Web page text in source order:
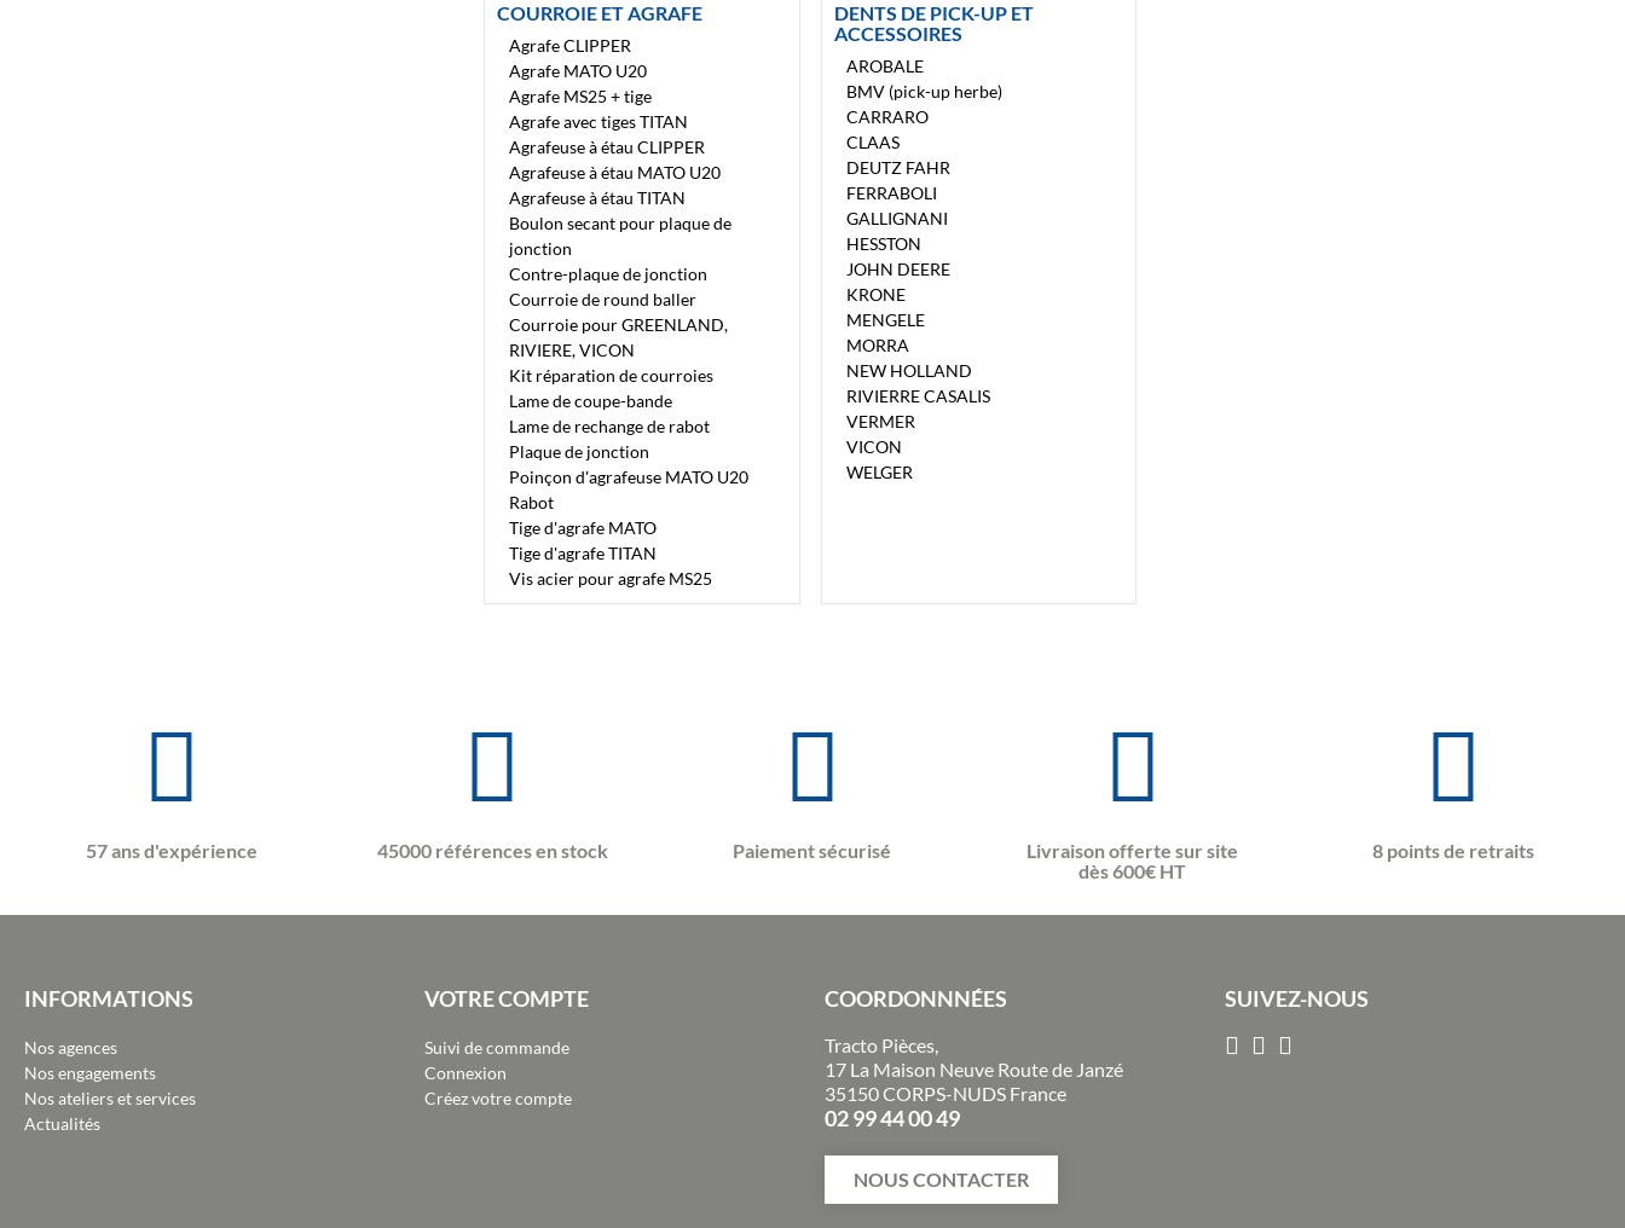
COURROIE ET AGRAFE
Agrafe CLIPPER
Agrafe MATO U20
Agrafe MS25 + tige
Agrafe avec tiges TITAN
Agrafeuse à étau CLIPPER
Agrafeuse à étau MATO U20
Agrafeuse à étau TITAN
Boulon secant pour plaque de
jonction
Contre-plaque de jonction
Courroie de round baller
Courroie pour GREENLAND,
RIVIERE, VICON
Kit réparation de courroies
Lame de coupe-bande
Lame de rechange de rabot
Plaque de jonction
Poinçon d'agrafeuse MATO U20
Rabot
Tige d'agrafe MATO
Tige d'agrafe TITAN
Vis acier pour agrafe MS25
DENTS DE PICK-UP ET
ACCESSOIRES
AROBALE
BMV (pick-up herbe)
CARRARO
CLAAS
DEUTZ FAHR
FERRABOLI
GALLIGNANI
HESSTON
JOHN DEERE
KRONE
MENGELE
MORRA
NEW HOLLAND
RIVIERRE CASALIS
VERMER
VICON
WELGER
57 ans d'expérience 45000 références en stock Paiement sécurisé
Livraison offerte sur site
dès 600€ HT
8 points de retraits
INFORMATIONS
Nos agences
Nos engagements
Nos ateliers et services
Actualités
VOTRE COMPTE
Suivi de commande
Connexion
Créez votre compte
COORDONNNÉES
Tracto Pièces,
17 La Maison Neuve Route de Janzé
35150 CORPS-NUDS France
02 99 44 00 49
NOUS CONTACTER
SUIVEZ-NOUS